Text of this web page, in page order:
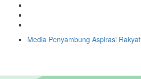
Media Penyambung Aspirasi Rakyat